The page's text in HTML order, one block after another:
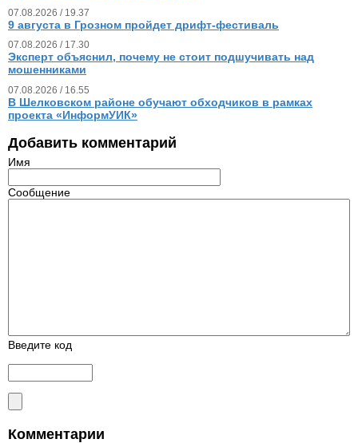
07.08.2026 / 19.37
9 августа в Грозном пройдет дрифт-фестиваль
07.08.2026 / 17.30
Эксперт объяснил, почему не стоит подшучивать над
мошенниками
07.08.2026 / 16.55
В Шелковском районе обучают обходчиков в рамках
проекта «ИнформУИК»
Добавить комментарий
Имя
Сообщение
Введите код
Комментарии